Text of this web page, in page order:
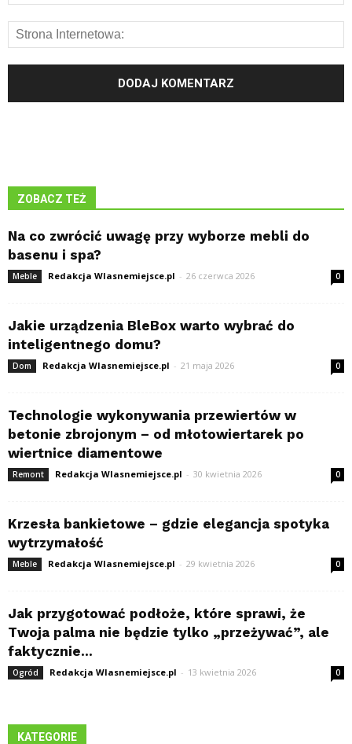
ZOBACZ TEŻ
Na co zwrócić uwagę przy wyborze mebli do
basenu i spa?
Meble Redakcja Wlasnemiejsce.pl - 26 czerwca 2026 0
Jakie urządzenia BleBox warto wybrać do
inteligentnego domu?
Dom Redakcja Wlasnemiejsce.pl - 21 maja 2026 0
Technologie wykonywania przewiertów w
betonie zbrojonym – od młotowiertarek po
wiertnice diamentowe
Remont Redakcja Wlasnemiejsce.pl - 30 kwietnia 2026 0
Krzesła bankietowe – gdzie elegancja spotyka
wytrzymałość
Meble Redakcja Wlasnemiejsce.pl - 29 kwietnia 2026 0
Jak przygotować podłoże, które sprawi, że
Twoja palma nie będzie tylko „przeżywać”, ale
faktycznie...
Ogród Redakcja Wlasnemiejsce.pl - 13 kwietnia 2026 0
KATEGORIE